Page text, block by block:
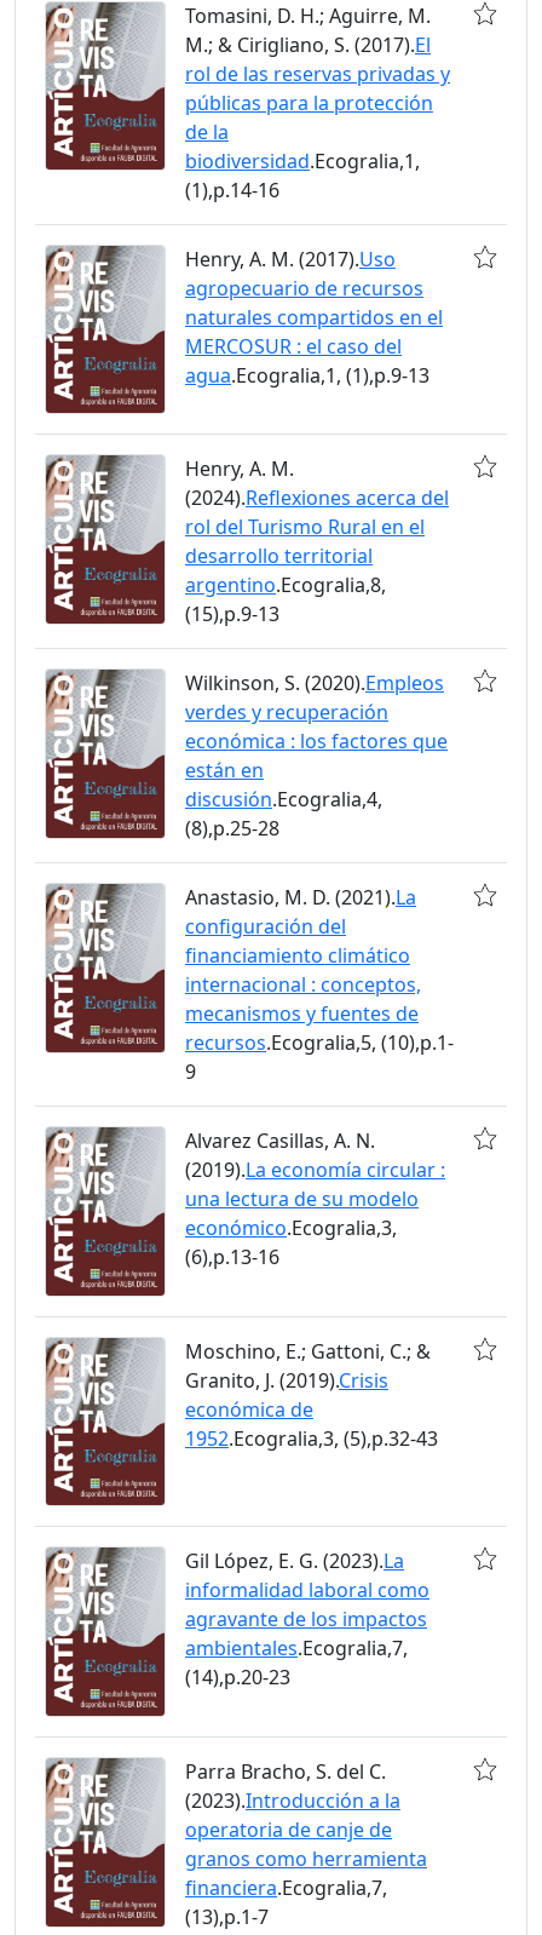
Tomasini, D. H.; Aguirre, M.
M.; & Cirigliano, S. (2017).El
rol de las reservas privadas y
públicas para la protección
de la
biodiversidad.Ecogralia,1,
(1),p.14-16
Henry, A. M. (2017).Uso
agropecuario de recursos
naturales compartidos en el
MERCOSUR : el caso del
agua.Ecogralia,1, (1),p.9-13
Henry, A. M.
(2024).Reflexiones acerca del
rol del Turismo Rural en el
desarrollo territorial
argentino.Ecogralia,8,
(15),p.9-13
Wilkinson, S. (2020).Empleos
verdes y recuperación
económica : los factores que
están en
discusión.Ecogralia,4,
(8),p.25-28
Anastasio, M. D. (2021).La
configuración del
financiamiento climático
internacional : conceptos,
mecanismos y fuentes de
recursos.Ecogralia,5, (10),p.1-
9
Alvarez Casillas, A. N.
(2019).La economía circular :
una lectura de su modelo
económico.Ecogralia,3,
(6),p.13-16
Moschino, E.; Gattoni, C.; &
Granito, J. (2019).Crisis
económica de
1952.Ecogralia,3, (5),p.32-43
Gil López, E. G. (2023).La
informalidad laboral como
agravante de los impactos
ambientales.Ecogralia,7,
(14),p.20-23
Parra Bracho, S. del C.
(2023).Introducción a la
operatoria de canje de
granos como herramienta
financiera.Ecogralia,7,
(13),p.1-7